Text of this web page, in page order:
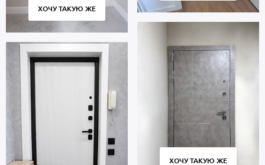
ХОЧУ ТАКУЮ ЖЕ
ХОЧУ ТАКУЮ ЖЕ